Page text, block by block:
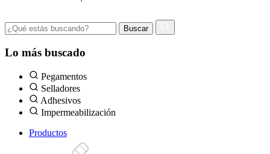
Lo más buscado
Pegamentos
Selladores
Adhesivos
Impermeabilización
Productos